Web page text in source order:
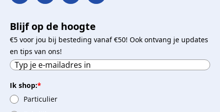
Blijf op de hoogte
€5 voor jou bij besteding vanaf €50! Ook ontvang je updates
en tips van ons!
Ik shop:*
Particulier